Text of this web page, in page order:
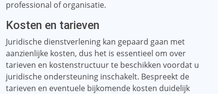
professional of organisatie.
Kosten en tarieven
Juridische dienstverlening kan gepaard gaan met
aanzienlijke kosten, dus het is essentieel om over
tarieven en kostenstructuur te beschikken voordat u
juridische ondersteuning inschakelt. Bespreekt de
tarieven en eventuele bijkomende kosten duidelijk